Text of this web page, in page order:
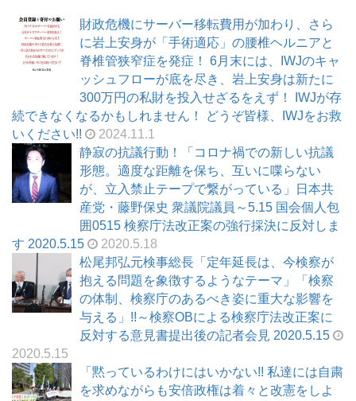
財政危機にサーバー移転費用が加わり、さら
に岩上安身が「手術適応」の腰椎ヘルニアと
脊椎管狭窄症を発症！ 6月末には、IWJのキャ
ッシュフローが底を尽き、岩上安身は新たに
300万円の私財を投入せざるをえず！ IWJが存
続できなくなるかもしれません！ どうぞ皆様、IWJをお救
いください!!
2024.11.1
静寂の抗議行動！「コロナ禍での新しい抗議
形態。適度な距離を保ち、互いに喋らない
が、立入禁止テープで繋がっている」日本共
産党・藤野保史 衆議院議員～5.15 国会個人包
囲0515 検察庁法改正案の強行採決に反対しま
す 2020.5.15
2020.5.18
松尾邦弘元検事総長「定年延長は、今検察が
抱える問題を象徴するようなテーマ」「検察
の体制、検察庁のあるべき姿に重大な影響を
与える」!!～検察OBによる検察庁法改正案に
反対する意見書提出後の記者会見 2020.5.15
2020.5.15
「黙っているわけにはいかない!! 私達には自粛
を求めながらも安倍政権は着々と改憲をしよ